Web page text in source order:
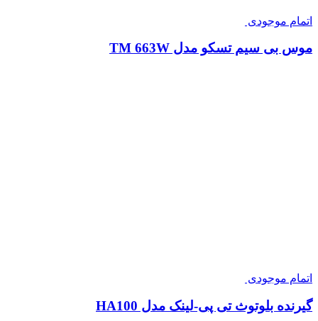
اتمام موجودی
موس بی سیم تسکو مدل TM 663W
اتمام موجودی
گیرنده بلوتوث تی پی-لینک مدل HA100